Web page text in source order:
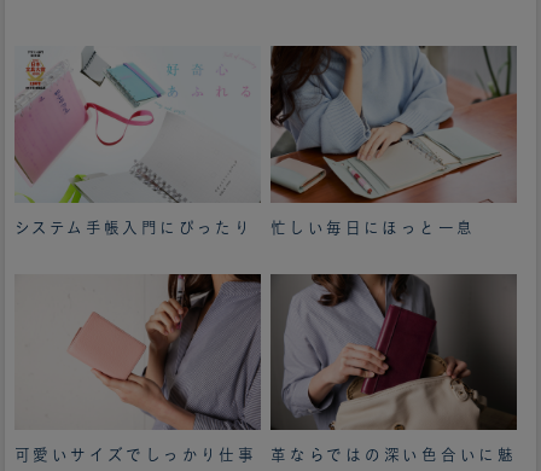
システム手帳入門にぴったり 忙しい毎日にほっと一息
可愛いサイズでしっかり仕事
革ならではの深い色合いに魅